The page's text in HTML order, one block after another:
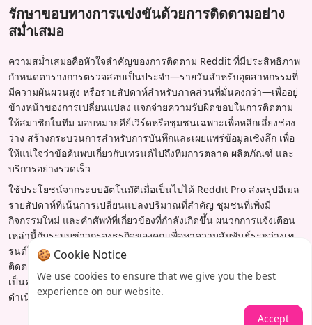
รักษาขอบทางการแข่งขันด้วยการติดตามอย่าง
สม่ำเสมอ
ความสม่ำเสมอคือหัวใจสำคัญของการติดตาม Reddit ที่มีประสิทธิภาพ
กำหนดตารางการตรวจสอบเป็นประจำ—รายวันสำหรับอุตสาหกรรมที่
มีความผันผวนสูง หรือรายสัปดาห์สำหรับภาคส่วนที่มั่นคงกว่า—เพื่ออยู่
ข้างหน้าของการเปลี่ยนแปลง แจกจ่ายความรับผิดชอบในการติดตาม
ให้สมาชิกในทีม มอบหมายคีย์เวิร์ดหรือชุมชนเฉพาะเพื่อหลีกเลี่ยงช่อง
ว่าง สร้างกระบวนการสำหรับการบันทึกและเผยแพร่ข้อมูลเชิงลึก เพื่อ
ให้แน่ใจว่าข้อค้นพบเกี่ยวกับเทรนด์ไปถึงทีมการตลาด ผลิตภัณฑ์ และ
บริการอย่างรวดเร็ว
ใช้ประโยชน์จากระบบอัตโนมัติเมื่อเป็นไปได้ Reddit Pro ส่งสรุปอีเมล
รายสัปดาห์ที่เน้นการเปลี่ยนแปลงปริมาณที่สำคัญ ชุมชนที่เพิ่งมี
กิจกรรมใหม่ และคำศัพท์ที่เกี่ยวข้องที่กำลังเกิดขึ้น ผนวกการแจ้งเตือน
เหล่านี้กับระบบข่าวกรองธุรกิจของคุณเพื่อหาความสัมพันธ์ระหว่างเท
รนด์ใน Reddit กับการเคลื่อนไหวของตลาดที่กว้างขึ้น ด้วยการฝังการ
ติดตามเข้ากับจังหวะการดำเนินงานของคุณ คุณเปลี่ยนการตรวจสอบ
เป็นครั้งคราวให้เป็นข้อได้เปรียบทางการแข่งขันที่ยั่งยืน พร้อมเสมอที่จะ
ดำเนินการกับคลื่นไวรัลถัดไป
🍪 Cookie Notice
We use cookies to ensure that we give you the best
experience on our website.
Accept